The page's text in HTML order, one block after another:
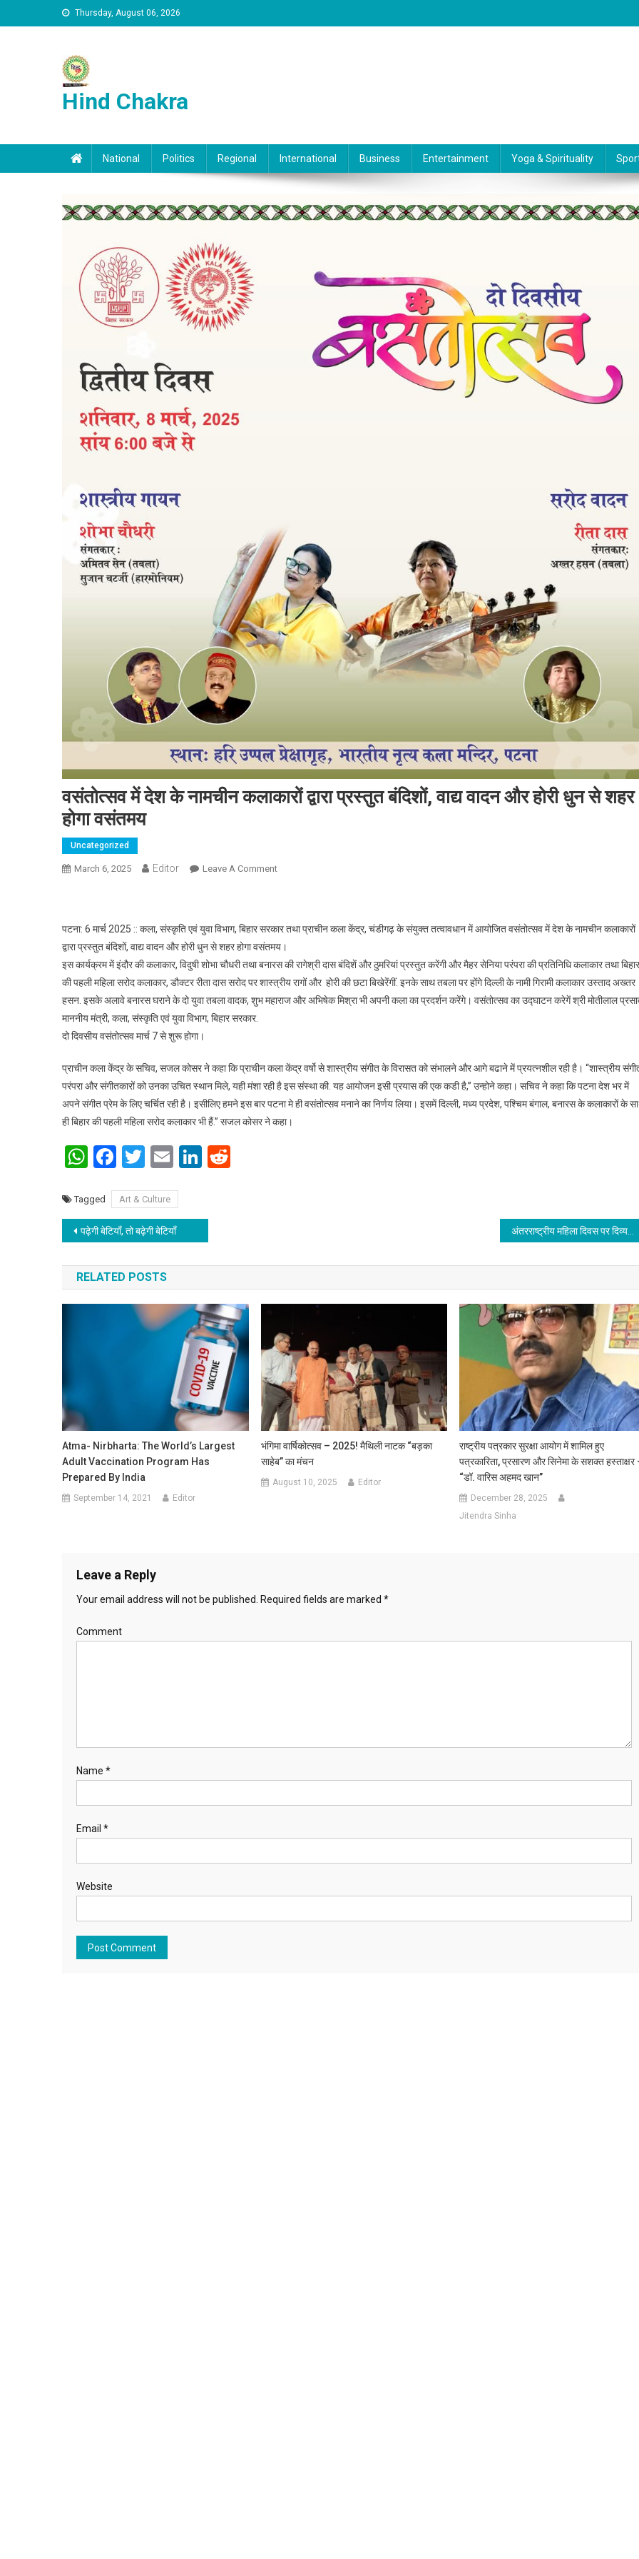
Skip to content Thursday, August 06, 2026
Hind Chakra
National Politics Regional International Business Entertainment Yoga & Spirituality
वसंतोत्सव में देश के नामचीन कलाकारों द्वारा प्रस्तुत बंदिशों, वाद्य वादन और होरी धुन से शहर
होगा वसंतमय
Uncategorized
March 6, 2025 Editor Leave A Comment
पटना: 6 मार्च 2025 :: कला, संस्कृति एवं युवा विभाग, बिहार सरकार तथा प्राचीन कला केंद्र, चंडीगढ़ के संयुक्त तत्वावधान में आयोजित वसंतोत्सव में देश के नामचीन कलाकारों
द्वारा प्रस्तुत बंदिशों, वाद्य वादन और होरी धुन से शहर होगा वसंतमय।
इस कार्यक्रम में इंदौर की कलाकार, विदुषी शोभा चौधरी तथा बनारस की रागेश्री दास बंदिशें और ठुमरियां प्रस्तुत करेंगी और मैहर सेनिया परंपरा की प्रतिनिधि कलाकार तथा बिहार
की पहली महिला सरोद कलाकार, डौक्टर रीता दास सरोद पर शास्त्रीय रागों और होरी की छटा बिखेरेंगीं. इनके साथ तबला पर होंगे दिल्ली के नामी गिरामी कलाकार उस्ताद अख्तर
हसन. इसके अलावे बनारस घराने के दो युवा तबला वादक, शुभ महाराज और अभिषेक मिश्रा भी अपनी कला का प्रदर्शन करेंगे। वसंतोत्सव का उद्घाटन करेगें श्री मोतीलाल
माननीय मंत्री, कला, संस्कृति एवं युवा विभाग, बिहार सरकार.
दो दिवसीय वसंतोत्सव मार्च 7 से शुरू होगा।
प्राचीन कला केंद्र के सचिव, सजल कोसर ने कहा कि प्राचीन कला केंद्र वर्षो से शास्त्रीय संगीत के विरासत को संभालने और आगे बढाने में प्रयत्नशील रही है। “शास्त्रीय
परंपरा और संगीतकारों को उनका उचित स्थान मिले, यही मंशा रही है इस संस्था की. यह आयोजन इसी प्रयास की एक कडी है,” उन्होने कहा। सचिव ने कहा कि पटना देश भर में
अपने संगीत प्रेम के लिए चर्चित रही है। इसीलिए हमने इस बार पटना मे ही वसंतोत्सव मनाने का निर्णय लिया। इसमें दिल्ली, मध्य प्रदेश, पश्चिम बंगाल, बनारस के कलाकारों के
ही बिहार की पहली महिला सरोद कलाकार भी हैं.” सजल कोसर ने कहा।
WhatsApp
Facebook
Twitter
EmailLinkedIn
Tagged Art & Culture
Post navigation
पढ़ेगी बेटियाँ, तो बढ़े‌गी बेटियाँ
RELATED POSTS
Atma- Nirbharta: The World’s Largest
Adult Vaccination Program Has
Prepared By India
September 14, 2021 Editor
भंगिमा वार्षिकोत्सव – 2025! मैथिली नाटक “बड़का
साहेब” का मंचन
August 10, 2025 Editor
राष्ट्रीय पत्रकार सुरक्षा आयोग में शामिल हुए
पत्रकारिता, प्रसारण और सिनेमा के सशक्त हस्ताक्षर
“डॉ. वारिस अहमद खान”
December 28, 2025
Jitendra Sinha
Leave a Reply
Your email address will not be published. Required fields are marked *
Comment
Name *
Email *
Website